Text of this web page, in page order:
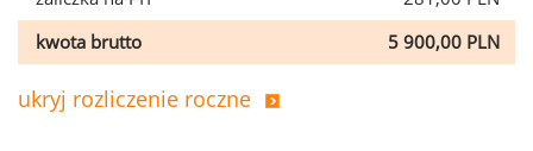
kwota brutto
5 900,00 PLN
ukryj rozliczenie roczne